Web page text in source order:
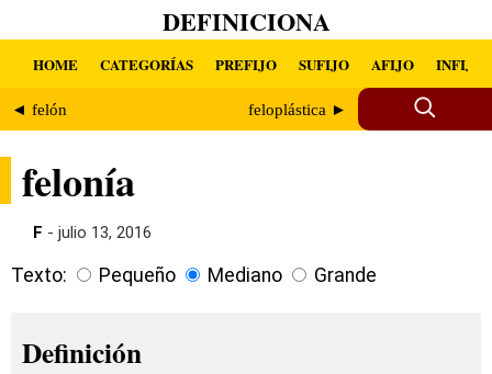
DEFINICIONA
HOME CATEGORÍAS PREFIJO SUFIJO AFIJO INFIJO
◄ felón feloplástica ►
felonía
F - julio 13, 2016
Texto: Pequeño Mediano Grande
Definición